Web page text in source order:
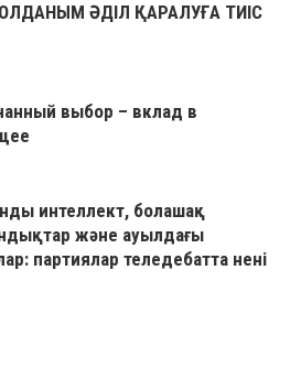
ӘДІЛ ҚАРАЛУҒА ТИІС
выбор – вклад в
интеллект, болашақ
және ауылдағы
партиялар теледебатта нені